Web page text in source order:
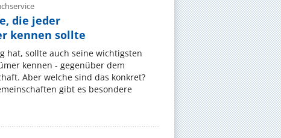
die jeder
kennen sollte
hat, sollte auch seine wichtigsten
kennen - gegenüber dem
Aber welche sind das konkret?
gibt es besondere